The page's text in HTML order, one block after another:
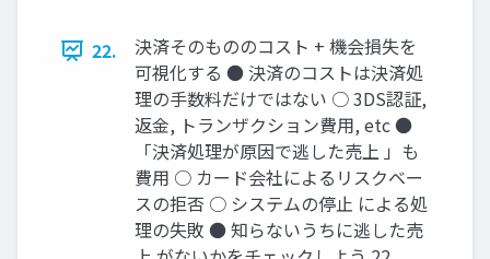
22.
決済そのもののコスト + 機会損失を
可視化する ● 決済のコストは決済処
理の手数料だけではない ○ 3DS認証,
返金, トランザクション費用, etc ●
「決済処理が原因で逃した売上 」も
費用 ○ カード会社によるリスクベー
スの拒否 ○ システムの停止 による処
理の失敗 ● 知らないうちに逃した売